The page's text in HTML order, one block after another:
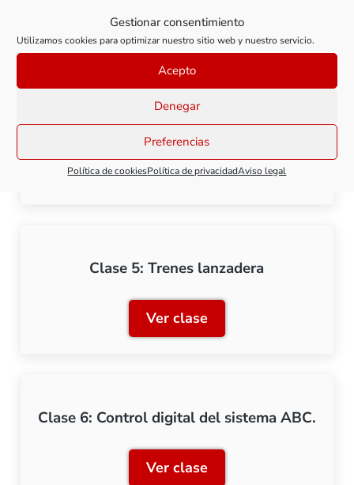
Gestionar consentimiento
Utilizamos cookies para optimizar nuestro sitio web y nuestro servicio.
Acepto
Denegar
Preferencias
Política de cookiesPolítica de privacidadAviso legal
Clase 4: Parada automática frente a
señal
Ver claseClase 4: Parada
Clase 5: Trenes lanzadera
Ver claseClase 5: Trenes lanzadera
Clase 6: Control digital del sistema ABC.
Ver claseClase 6: Control digital